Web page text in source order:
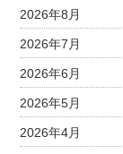
2026年8月
2026年7月
2026年6月
2026年5月
2026年4月